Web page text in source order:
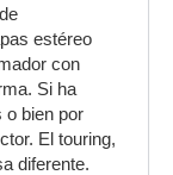
estéreo
con
Si ha
o bien por
El touring,
diferente.